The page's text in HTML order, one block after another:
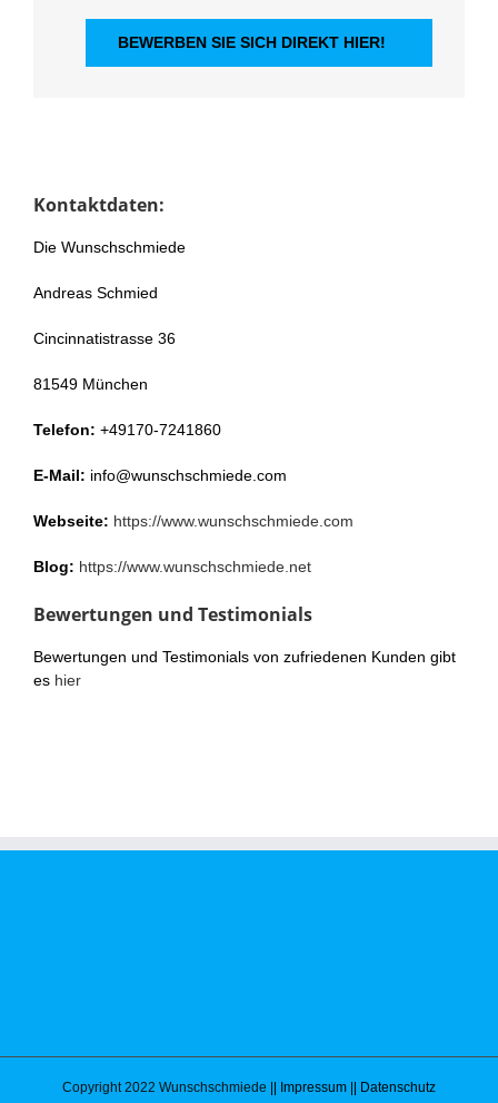
BEWERBEN SIE SICH DIREKT HIER!
Kontaktdaten:
Die Wunschschmiede
Andreas Schmied
Cincinnatistrasse 36
81549 München
Telefon: +49170-7241860
E-Mail: info@wunschschmiede.com
Webseite: https://www.wunschschmiede.com
Blog: https://www.wunschschmiede.net
Bewertungen und Testimonials
Bewertungen und Testimonials von zufriedenen Kunden gibt
es hier
Copyright 2022 Wunschschmiede || Impressum || Datenschutz